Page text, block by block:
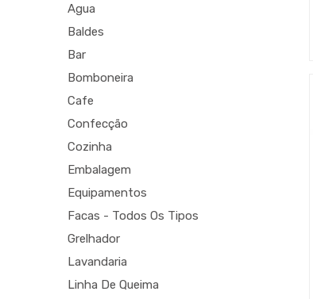
Agua
Baldes
Bar
Bomboneira
Cafe
Confecção
Cozinha
Embalagem
Equipamentos
Facas - Todos Os Tipos
Grelhador
Lavandaria
Linha De Queima